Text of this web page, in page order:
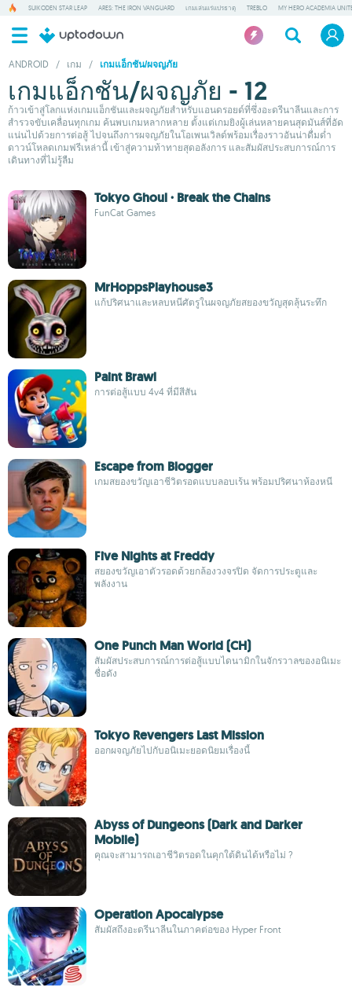
SUIKODEN STAR LEAP ARES: THE IRON VANGUARD เกมเล่นแร่แปรธาตุ TREBLO MY HERO ACADEMIA
ANDROID / เกม / เกมแอ็กชัน/ผจญภัย
เกมแอ็กชัน/ผจญภัย - 12
ก้าวเข้าสู่โลกแห่งเกมแอ็กชันและผจญภัยสำหรับแอนดรอยด์ที่ซึ่งอะดรีนาลีนและการ
สำรวจขับเคลื่อนทุกเกม ค้นพบเกมหลากหลาย ตั้งแต่เกมยิงผู้เล่นหลายคนสุดมันส์ที่อัด
แน่นไปด้วยการต่อสู้ ไปจนถึงการผจญภัยในโอเพนเวิลด์พร้อมเรื่องราวอันน่าดื่มด่ำ
ดาวน์โหลดเกมฟรีเหล่านี้ เข้าสู่ความท้าทายสุดอลังการ และสัมผัสประสบการณ์การ
เดินทางที่ไม่รู้ลืม
Tokyo Ghoul · Break the Chains
FunCat Games
MrHoppsPlayhouse3
แก้ปริศนาและหลบหนีศัตรูในผจญภัยสยองขวัญสุดลุ้นระทึก
Paint Brawl
การต่อสู้แบบ 4v4 ที่มีสีสัน
Escape from Blogger
เกมสยองขวัญเอาชีวิตรอดแบบลอบเร้น พร้อมปริศนาห้องหนี
Five Nights at Freddy
สยองขวัญเอาตัวรอดด้วยกล้องวงจรปิด จัดการประตูและ
พลังงาน
One Punch Man World (CH)
สัมผัสประสบการณ์การต่อสู้แบบไดนามิกในจักรวาลของอนิเมะ
ชื่อดัง
Tokyo Revengers Last Mission
ออกผจญภัยไปกับอนิเมะยอดนิยมเรื่องนี้
Abyss of Dungeons (Dark and Darker
Mobile)
คุณจะสามารถเอาชีวิตรอดในคุกใต้ดินได้หรือไม่ ?
Operation Apocalypse
สัมผัสถึงอะดรีนาลีนในภาคต่อของ Hyper Front